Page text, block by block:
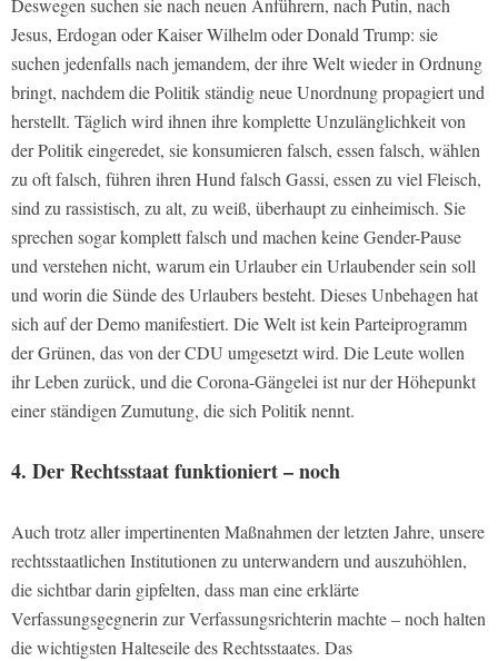
Deswegen suchen sie nach neuen Anführern, nach Putin, nach
Jesus, Erdogan oder Kaiser Wilhelm oder Donald Trump: sie
suchen jedenfalls nach jemandem, der ihre Welt wieder in Ordnung
bringt, nachdem die Politik ständig neue Unordnung propagiert und
herstellt. Täglich wird ihnen ihre komplette Unzulänglichkeit von
der Politik eingeredet, sie konsumieren falsch, essen falsch, wählen
zu oft falsch, führen ihren Hund falsch Gassi, essen zu viel Fleisch,
sind zu rassistisch, zu alt, zu weiß, überhaupt zu einheimisch. Sie
sprechen sogar komplett falsch und machen keine Gender-Pause
und verstehen nicht, warum ein Urlauber ein Urlaubender sein soll
und worin die Sünde des Urlaubers besteht. Dieses Unbehagen hat
sich auf der Demo manifestiert. Die Welt ist kein Parteiprogramm
der Grünen, das von der CDU umgesetzt wird. Die Leute wollen
ihr Leben zurück, und die Corona-Gängelei ist nur der Höhepunkt
einer ständigen Zumutung, die sich Politik nennt.
4. Der Rechtsstaat funktioniert – noch
Auch trotz aller impertinenten Maßnahmen der letzten Jahre, unsere
rechtsstaatlichen Institutionen zu unterwandern und auszuhöhlen,
die sichtbar darin gipfelten, dass man eine erklärte
Verfassungsgegnerin zur Verfassungsrichterin machte – noch halten
die wichtigsten Halteseile des Rechtsstaates. Das